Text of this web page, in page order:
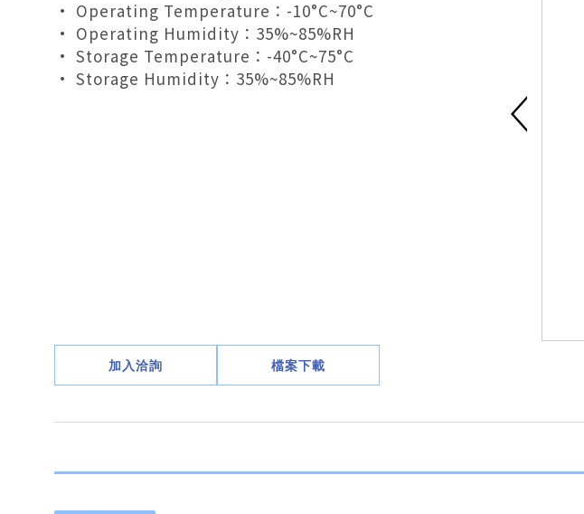
• Operating Temperature：-10°C~70°C
• Operating Humidity：35%~85%RH
• Storage Temperature：-40°C~75°C
• Storage Humidity：35%~85%RH
加入洽詢 檔案下載